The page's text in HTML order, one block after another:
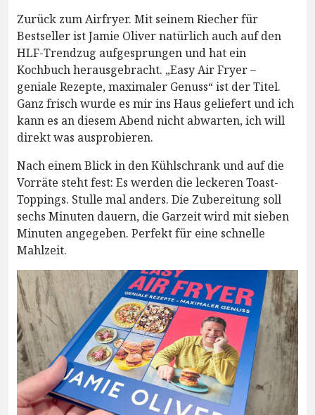
Zurück zum Airfryer. Mit seinem Riecher für
Bestseller ist Jamie Oliver natürlich auch auf den
HLF-Trendzug aufgesprungen und hat ein
Kochbuch herausgebracht. „Easy Air Fryer –
geniale Rezepte, maximaler Genuss“ ist der Titel.
Ganz frisch wurde es mir ins Haus geliefert und ich
kann es an diesem Abend nicht abwarten, ich will
direkt was ausprobieren.
Nach einem Blick in den Kühlschrank und auf die
Vorräte steht fest: Es werden die leckeren Toast-
Toppings. Stulle mal anders. Die Zubereitung soll
sechs Minuten dauern, die Garzeit wird mit sieben
Minuten angegeben. Perfekt für eine schnelle
Mahlzeit.